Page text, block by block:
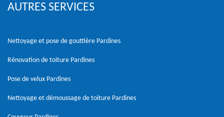
AUTRES SERVICES
Nettoyage et pose de gouttière Pardines
Rénovation de toiture Pardines
Pose de velux Pardines
Nettoyage et démoussage de toiture Pardines